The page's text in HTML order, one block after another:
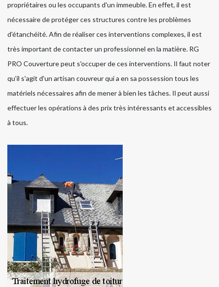
propriétaires ou les occupants d'un immeuble. En effet, il est
nécessaire de protéger ces structures contre les problèmes
d'étanchéité. Afin de réaliser ces interventions complexes, il est
très important de contacter un professionnel en la matière. RG
PRO Couverture peut s'occuper de ces interventions. Il faut noter
qu'il s'agit d'un artisan couvreur qui a en sa possession tous les
matériels nécessaires afin de mener à bien les tâches. Il peut aussi
effectuer les opérations à des prix très intéressants et accessibles
à tous.